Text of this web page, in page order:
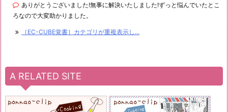
ありがとうございました!無事に解決いたしました!ずっと悩んでいたとこ
ろなので大変助かりました。
［EC-CUBE覚書］カテゴリが重複表示し...
A RELATED SITE